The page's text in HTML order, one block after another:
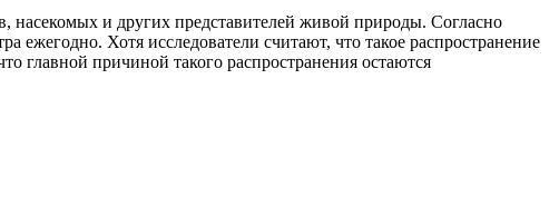
и других представителей живой природы. Согласно
Хотя исследователи считают, что такое распространение
главной причиной такого распространения остаются